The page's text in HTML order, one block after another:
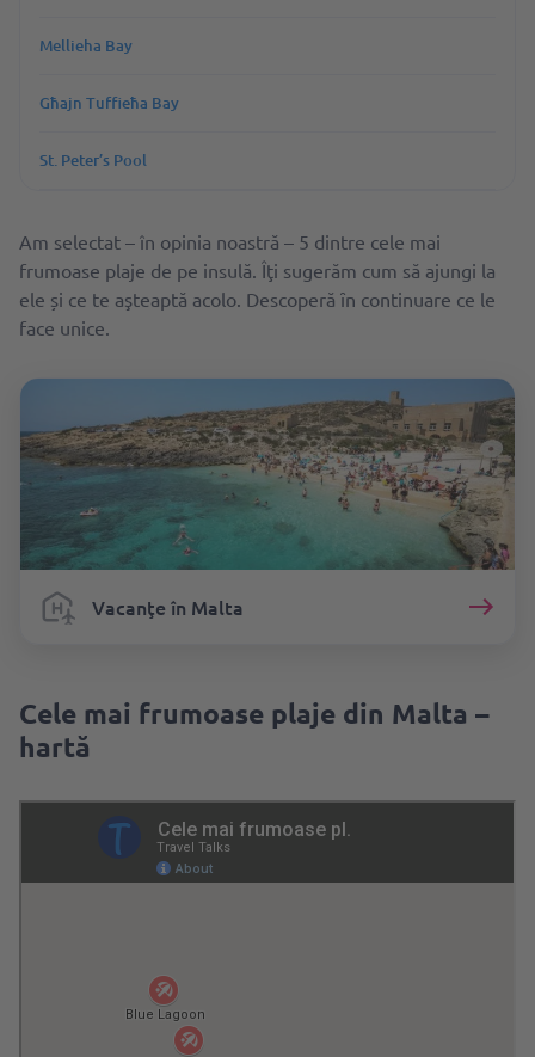
Mellieha Bay
Għajn Tuffieħa Bay
St. Peter’s Pool
Am selectat – în opinia noastră – 5 dintre cele mai
frumoase plaje de pe insulă. Îţi sugerăm cum să ajungi la
ele și ce te aşteaptă acolo. Descoperă ȋn continuare ce le
face unice.
Vacanţe în Malta
Cele mai frumoase plaje din Malta –
hartă